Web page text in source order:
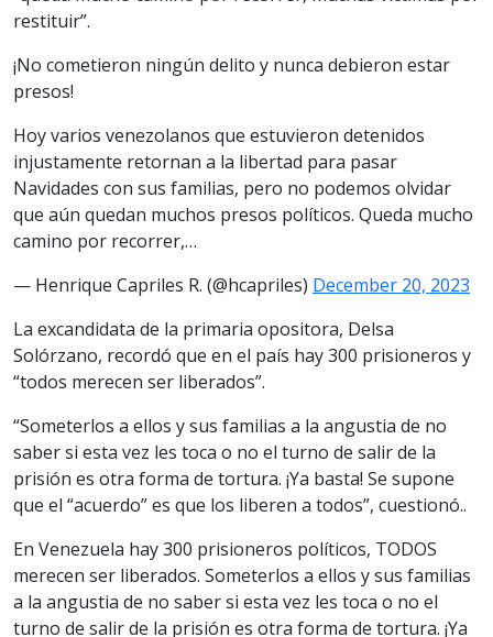
restituir”.
¡No cometieron ningún delito y nunca debieron estar
presos!
Hoy varios venezolanos que estuvieron detenidos
injustamente retornan a la libertad para pasar
Navidades con sus familias, pero no podemos olvidar
que aún quedan muchos presos políticos. Queda mucho
camino por recorrer,…
— Henrique Capriles R. (@hcapriles) December 20, 2023
La excandidata de la primaria opositora, Delsa
Solórzano, recordó que en el país hay 300 prisioneros y
“todos merecen ser liberados”.
“Someterlos a ellos y sus familias a la angustia de no
saber si esta vez les toca o no el turno de salir de la
prisión es otra forma de tortura. ¡Ya basta! Se supone
que el “acuerdo” es que los liberen a todos”, cuestionó..
En Venezuela hay 300 prisioneros políticos, TODOS
merecen ser liberados. Someterlos a ellos y sus familias
a la angustia de no saber si esta vez les toca o no el
turno de salir de la prisión es otra forma de tortura. ¡Ya